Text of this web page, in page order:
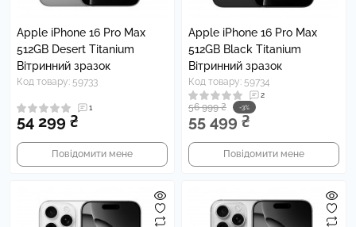
Apple iPhone 16 Pro Max
512GB Desert Titanium
Вітринний зразок
Код товару: 59733
1
54 299 ₴
Повідомити мене
Apple iPhone 16 Pro Max
512GB Black Titanium
Вітринний зразок
Код товару: 59734
2
56 999 ₴ -3%
55 499 ₴
Повідомити мене